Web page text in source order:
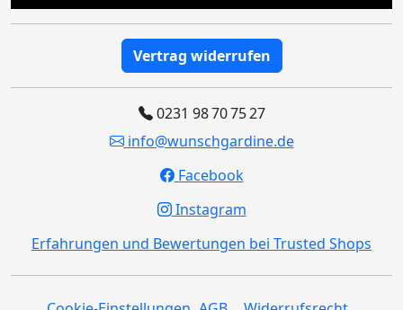
Vertrag widerrufen
0231 98 70 75 27
info@wunschgardine.de
Facebook
Instagram
Erfahrungen und Bewertungen bei Trusted Shops